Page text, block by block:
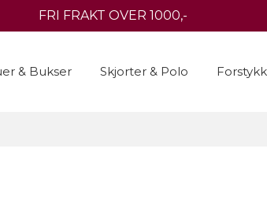
FRI FRAKT OVER 1000,-
& Bukser Skjorter & Polo